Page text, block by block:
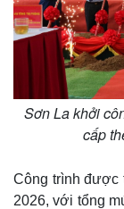
Sơn La khởi
cấp
Công trình được
2026, với tổng